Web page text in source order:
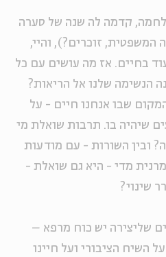
קדמה לה שנה של סערה
זוכרים?), והיי,
בחיים. אז מה עושים עם כל
הנשימה שלנו אל הריאות?
שבו אנחנו חיים - על
שיהיה בו. תרבות שואלת מי
ובין השורות - עם מודעות
מדי - היא גם שואלת -
שינוי?
שליצירה יש כוח מרפא –
השיח הציבורי ועל חיינו